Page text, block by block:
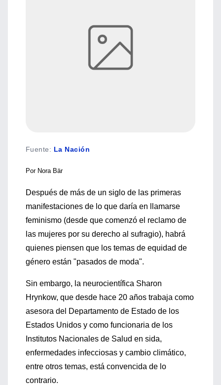
Fuente: La Nación
Por Nora Bär
Después de más de un siglo de las primeras
manifestaciones de lo que daría en llamarse
feminismo (desde que comenzó el reclamo de
las mujeres por su derecho al sufragio), habrá
quienes piensen que los temas de equidad de
género están "pasados de moda".
Sin embargo, la neurocientífica Sharon
Hrynkow, que desde hace 20 años trabaja como
asesora del Departamento de Estado de los
Estados Unidos y como funcionaria de los
Institutos Nacionales de Salud en sida,
enfermedades infecciosas y cambio climático,
entre otros temas, está convencida de lo
contrario.